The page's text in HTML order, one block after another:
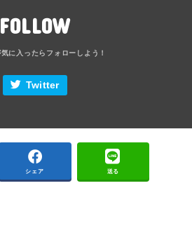
FOLLOW
Twitter
シェア 送る